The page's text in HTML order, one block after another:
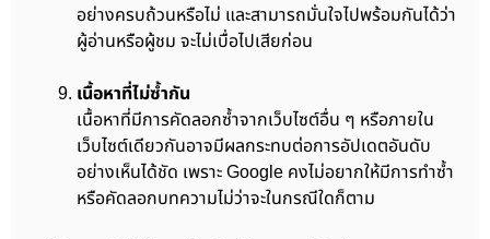
อย่างครบถ้วนหรือไม่ และสามารถมั่นใจไปพร้อมกันได้ว่า
ผู้อ่านหรือผู้ชม จะไม่เบื่อไปเสียก่อน
เนื้อหาที่ไม่ซ้ำกัน
เนื้อหาที่มีการคัดลอกซ้ำจากเว็บไซต์อื่น ๆ หรือภายใน
เว็บไซต์เดียวกันอาจมีผลกระทบต่อการอัปเดตอันดับ
อย่างเห็นได้ชัด เพราะ Google คงไม่อยากให้มีการทำซ้ำ
หรือคัดลอกบทความไม่ว่าจะในกรณีใดก็ตาม